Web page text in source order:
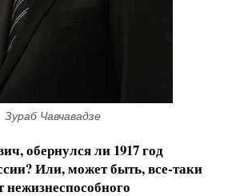
Зураб Чавчавадзе
обернулся ли 1917 год
Или, может быть, все-таки